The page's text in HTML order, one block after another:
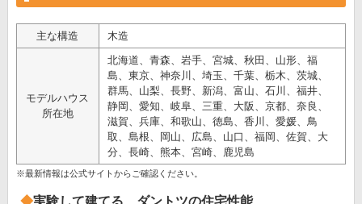
主な構造 木造
モデルハウス
所在地
北海道、青森、岩手、宮城、秋田、山形、福
島、東京、神奈川、埼玉、千葉、栃木、茨城、
群馬、山梨、長野、新潟、富山、石川、福井、
静岡、愛知、岐阜、三重、大阪、京都、奈良、
滋賀、兵庫、和歌山、徳島、香川、愛媛、鳥
取、島根、岡山、広島、山口、福岡、佐賀、大
分、長崎、熊本、宮崎、鹿児島
※最新情報は公式サイトからご確認ください。
実験して建てる、ダントツの住宅性能